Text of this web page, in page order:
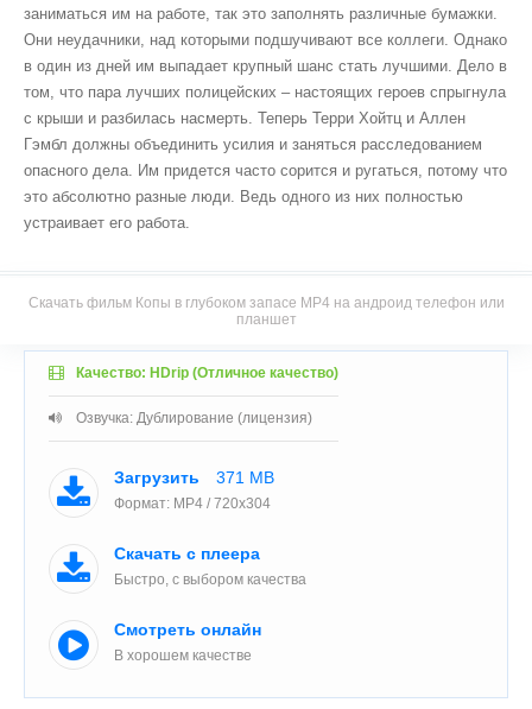
заниматься им на работе, так это заполнять различные бумажки.
Они неудачники, над которыми подшучивают все коллеги. Однако
в один из дней им выпадает крупный шанс стать лучшими. Дело в
том, что пара лучших полицейских – настоящих героев спрыгнула
с крыши и разбилась насмерть. Теперь Терри Хойтц и Аллен
Гэмбл должны объединить усилия и заняться расследованием
опасного дела. Им придется часто сорится и ругаться, потому что
это абсолютно разные люди. Ведь одного из них полностью
устраивает его работа.
Скачать фильм Копы в глубоком запасе MP4 на андроид телефон или
планшет
Качество: HDrip (Отличное качество)
Озвучка: Дублирование (лицензия)
Загрузить 371 MB
Формат: MP4 / 720x304
Скачать с плеера
Быстро, с выбором качества
Смотреть онлайн
В хорошем качестве